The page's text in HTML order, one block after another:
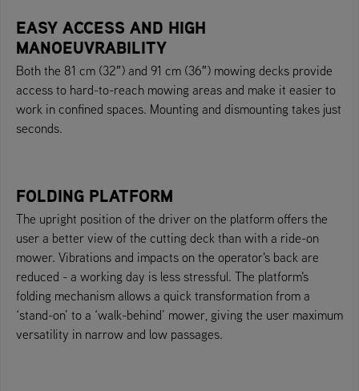
EASY ACCESS AND HIGH
MANOEUVRABILITY
Both the 81 cm (32″) and 91 cm (36″) mowing decks provide
access to hard-to-reach mowing areas and make it easier to
work in confined spaces. Mounting and dismounting takes just
seconds.
FOLDING PLATFORM
The upright position of the driver on the platform offers the
user a better view of the cutting deck than with a ride-on
mower. Vibrations and impacts on the operator's back are
reduced - a working day is less stressful. The platform's
folding mechanism allows a quick transformation from a
‘stand-on’ to a ‘walk-behind’ mower, giving the user maximum
versatility in narrow and low passages.